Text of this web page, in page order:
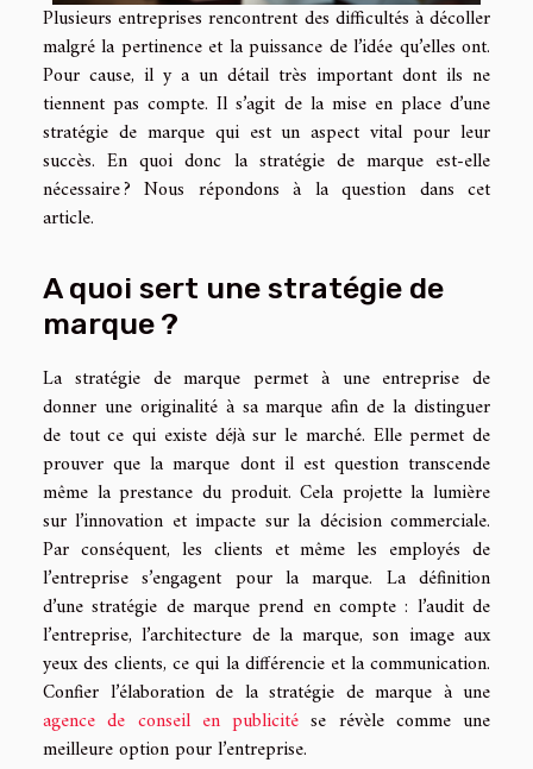
Plusieurs entreprises rencontrent des difficultés à décoller
malgré la pertinence et la puissance de l’idée qu’elles ont.
Pour cause, il y a un détail très important dont ils ne
tiennent pas compte. Il s’agit de la mise en place d’une
stratégie de marque qui est un aspect vital pour leur
succès. En quoi donc la stratégie de marque est-elle
nécessaire ? Nous répondons à la question dans cet
article.
A quoi sert une stratégie de
marque ?
La stratégie de marque permet à une entreprise de
donner une originalité à sa marque afin de la distinguer
de tout ce qui existe déjà sur le marché. Elle permet de
prouver que la marque dont il est question transcende
même la prestance du produit. Cela projette la lumière
sur l’innovation et impacte sur la décision commerciale.
Par conséquent, les clients et même les employés de
l’entreprise s’engagent pour la marque. La définition
d’une stratégie de marque prend en compte : l’audit de
l’entreprise, l’architecture de la marque, son image aux
yeux des clients, ce qui la différencie et la communication.
Confier l’élaboration de la stratégie de marque à une
agence de conseil en publicité se révèle comme une
meilleure option pour l’entreprise.